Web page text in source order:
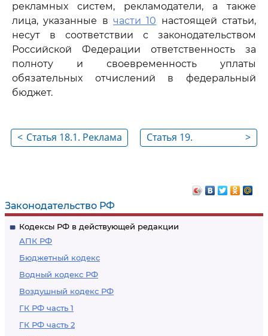
Законодательство РФ
Кодексы РФ в действующей редакции
АПК РФ
Бюджетный кодекс
Водный кодекс РФ
Воздушный кодекс РФ
ГК РФ часть 1
ГК РФ часть 2
рекламных систем, рекламодатели, а также
лица, указанные в части 10 настоящей статьи,
несут в соответствии с законодательством
Российской Федерации ответственность за
полноту и своевременность уплаты
обязательных отчислений в федеральный
бюджет.
< Статья 18.1. Реклама
телекоммуникационной
сети "Интернет"
>
Статья 19.
рекламных
конструкций